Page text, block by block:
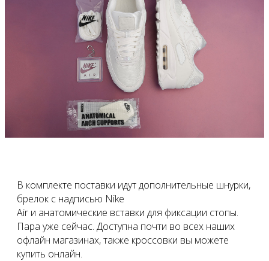
В комплекте поставки идут дополнительные шнурки,
брелок с надписью Nike
Air и анатомические вставки для фиксации стопы.
Пара уже сейчас. Доступна почти во всех наших
офлайн магазинах, также кроссовки вы можете
купить онлайн.